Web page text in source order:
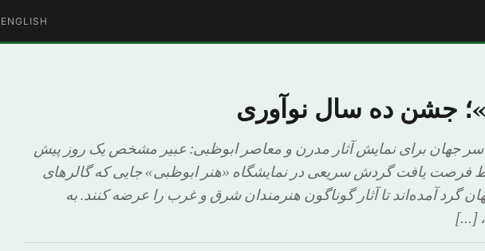
ENGLISH
جشن ده سال نوآوری
از سراسر جهان برای نمایش آثار مدرن و معاصر ابوظبی: عبیر مشخص یک روز پیش
فرصت یافت گردش سریعی در نمایشگاه «هنر ابوظبی» جایی که گالرهای
گرد آمده‌اند تا آثار گوناگون هنرمندان شرق و غرب را عرضه کنند. به
[…]